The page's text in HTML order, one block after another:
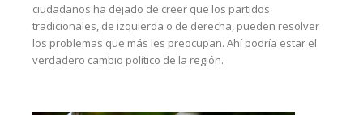
ciudadanos ha dejado de creer que los partidos
tradicionales, de izquierda o de derecha, pueden resolver
los problemas que más les preocupan. Ahí podría estar el
verdadero cambio político de la región.